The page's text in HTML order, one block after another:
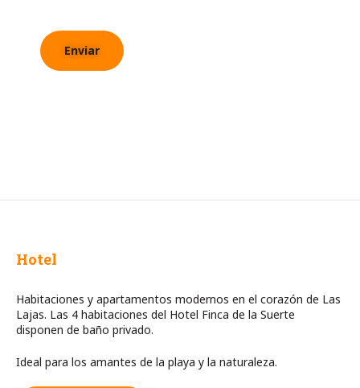
Hotel
Habitaciones y apartamentos modernos en el corazón de Las
Lajas. Las 4 habitaciones del Hotel Finca de la Suerte
disponen de baño privado.
Ideal para los amantes de la playa y la naturaleza.